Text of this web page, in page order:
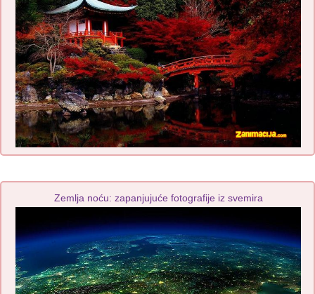
Zemlja noću: zapanjujuće fotografije iz svemira